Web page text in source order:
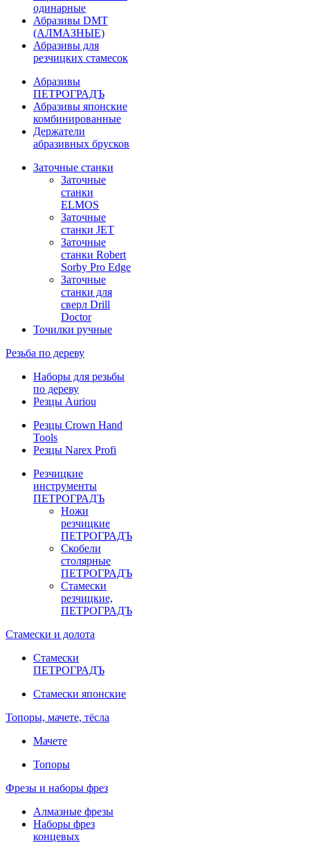
одинарные
Абразивы DMT
(АЛМАЗНЫЕ)
Абразивы для
резчицких стамесок
Абразивы
ПЕТРОГРАДЪ
Абразивы японские
комбинированные
Держатели
абразивных брусков
Заточные станки
Заточные
станки
ELMOS
Заточные
станки JET
Заточные
станки Robert
Sorby Pro Edge
Заточные
станки для
сверл Drill
Doctor
Точилки ручные
Резьба по дереву
Наборы для резьбы
по дереву
Резцы Auriou
Резцы Crown Hand
Tools
Резцы Narex Profi
Резчицкие
инструменты
ПЕТРОГРАДЪ
Ножи
резчицкие
ПЕТРОГРАДЪ
Скобели
столярные
ПЕТРОГРАДЪ
Стамески
резчицкие,
ПЕТРОГРАДЪ
Стамески и долота
Стамески
ПЕТРОГРАДЪ
Стамески японские
Топоры, мачете, тёсла
Мачете
Топоры
Фрезы и наборы фрез
Алмазные фрезы
Наборы фрез
концевых